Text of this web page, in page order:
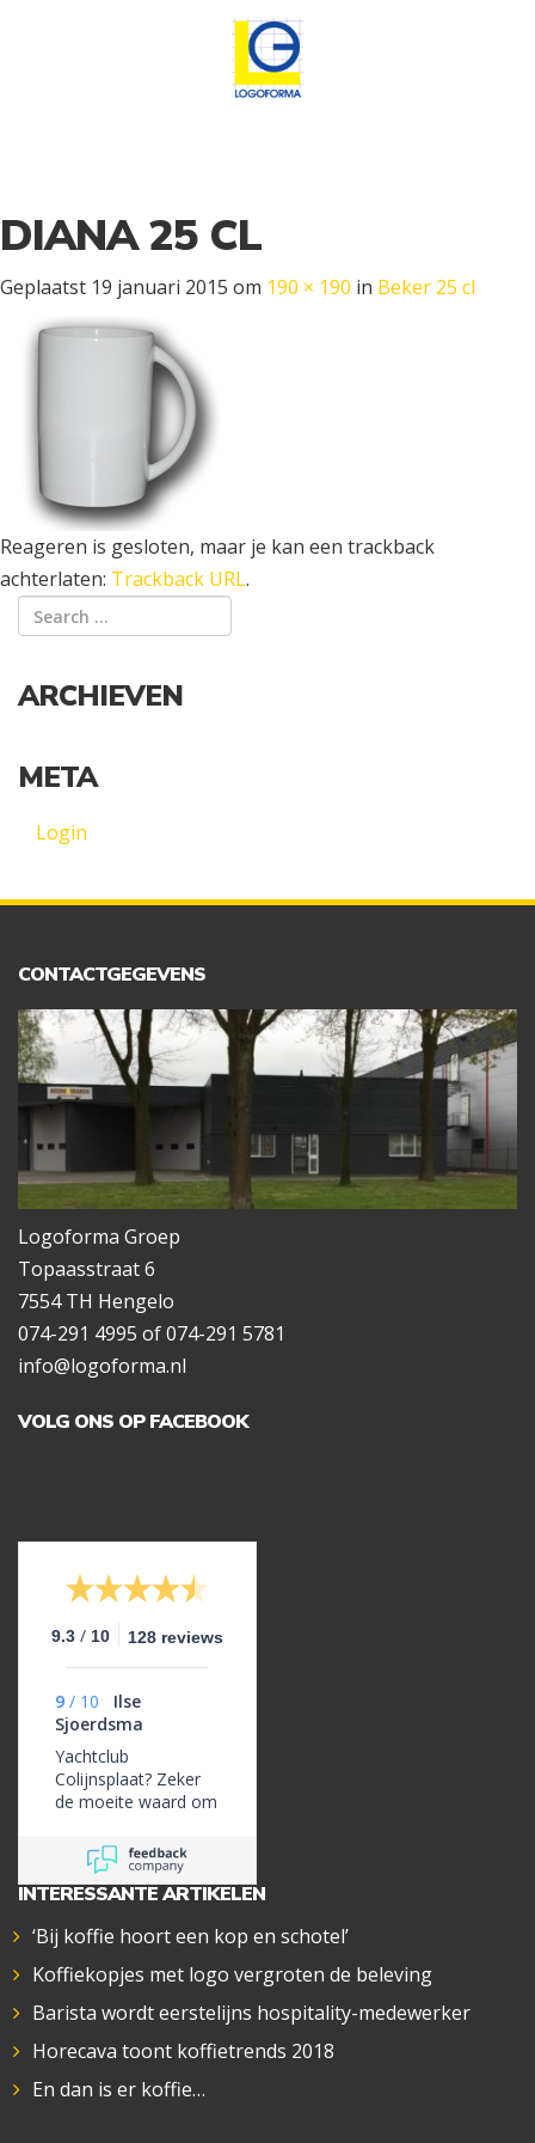
DIANA 25 CL
Geplaatst 19 januari 2015 om 190 × 190 in Beker 25 cl
Reageren is gesloten, maar je kan een trackback
achterlaten: Trackback URL.
ARCHIEVEN
META
Login
CONTACTGEGEVENS
Logoforma Groep
Topaasstraat 6
7554 TH Hengelo
074-291 4995 of 074-291 5781
info@logoforma.nl
VOLG ONS OP FACEBOOK
9.3 / 10 128 reviews
9 / 10
Ilse
Sjoerdsma
Yachtclub
Colijnsplaat? Zeker
de moeite waard om
bouillabaisse van
Kees verwerft
"wereldfaam" en
goed toeven hier.
Bediening van twee
nichtjes is uitstekend:
professioneel op een
manier. De crew van
hier regelmatig
INTERESSANTE ARTIKELEN
‘Bij koffie hoort een kop en schotel’
Koffiekopjes met logo vergroten de beleving
Barista wordt eerstelijns hospitality-medewerker
Horecava toont koffietrends 2018
En dan is er koffie…